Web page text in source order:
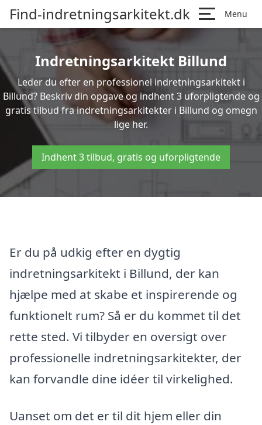
Find-indretningsarkitekt.dk Menu
Indretningsarkitekt Billund
Leder du efter en professionel indretningsarkitekt i
Billund? Beskriv din opgave og indhent 3 uforpligtende og
gratis tilbud fra indretningsarkitekter i Billund og omegn
lige her.
Indhent 3 tilbud, gratis og uforpligtende
Er du på udkig efter en dygtig
indretningsarkitekt i Billund, der kan
hjælpe med at skabe et inspirerende og
funktionelt rum? Så er du kommet til det
rette sted. Vi tilbyder en oversigt over
professionelle indretningsarkitekter, der
kan forvandle dine idéer til virkelighed.
Uanset om det er til dit hjem eller din